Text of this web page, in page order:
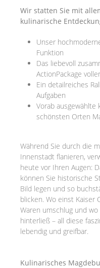
Wir statten Sie mit
kulinarische
Unser
Funktion
Das liebevoll
ActionPackage
Ein detailreiches
Aufgaben
Vorab ausgewählte
schönsten Orten
Während Sie durch die
Innenstadt flanieren,
heute vor Ihren Augen:
können Sie historische
Bild legen und so
blicken. Wo einst Kaiser
Waren umschlug und
hinterließ – all diese
lebendig und greifbar.
Kulinarisches